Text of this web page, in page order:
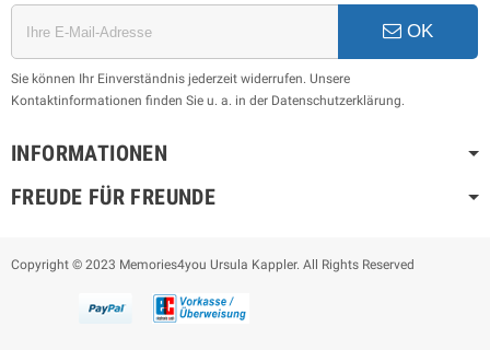
OK
Sie können Ihr Einverständnis jederzeit widerrufen. Unsere
Kontaktinformationen finden Sie u. a. in der Datenschutzerklärung.
INFORMATIONEN
FREUDE FÜR FREUNDE
Copyright © 2023 Memories4you Ursula Kappler. All Rights Reserved